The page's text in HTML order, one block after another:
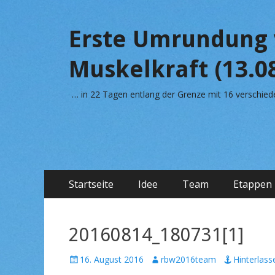
Erste
Muskelkraft
… in 22 Tagen entlang der Grenze mit 16
Primäres
Menü
Zum
Inhalt
Startseite Idee Team Etappen
20160814_180731[1]
V 16. August 2016
A rbw2016team